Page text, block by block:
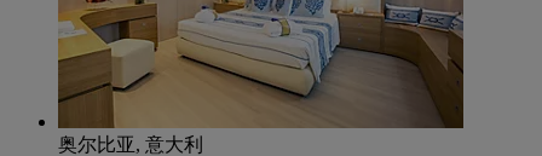
奥尔比亚, 意大利